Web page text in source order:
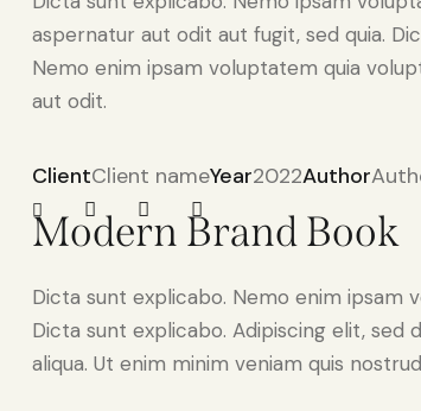
aspernatur aut odit aut fugit, sed quia.
Nemo enim ipsam voluptatem quia
aut odit.
ClientClient nameYear2022Author
Modern Brand Book
Dicta sunt explicabo. Nemo enim ipsam
Dicta sunt explicabo. Adipiscing elit,
aliqua. Ut enim minim veniam quis